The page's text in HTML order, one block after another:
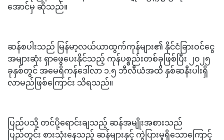
အောင်မှ ဆိုသည်။
ဆန်စပါးသည် မြန်မာ့လယ်ယာထွက်ကုန်များ၏ နိုင်ငံခြားဝင်ငွေ
အများဆုံး ရှာဖွေပေးနိုင်သည့် ကုန်ပစ္စည်းတစ်ခုဖြစ်ပြီး ၂၀၂၅
ခုနှစ်တွင် အမေရိကန်ဒေါ်လာ ၁.၅ ဘီလီယံအထိ နှစ်ဆနီးပါးရှိ
လာမည်ဖြစ်ကြောင်း သိရသည်။
ပြည်ပသို့ တင်ပို့ရောင်းချသည့် ဆန်အမျိုးအစားသည်
ပြည်တွင်း စားသုံးနေသည့် ဆန်များနှင့် ကွဲပြားမှုရှိသောကြောင့်